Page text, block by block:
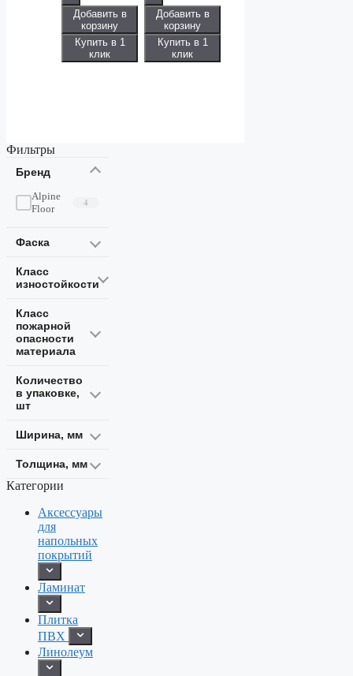
Добавить в
корзину
Купить в 1
клик
Добавить в
корзину
Купить в 1
клик
Фильтры
Бренд
Alpine
Floor
4
Фаска
Класс
изностойкости
Класс
пожарной
опасности
материала
Количество
в упаковке,
шт
Ширина, мм
Толщина, мм
Категории
Аксессуары
для
напольных
покрытий
Ламинат
Плитка
ПВХ
Линолеум